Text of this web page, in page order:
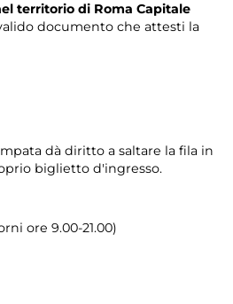
territorio di Roma Capitale
documento che attesti la
dà diritto a saltare la fila in
biglietto d'ingresso.
ore 9.00-21.00)